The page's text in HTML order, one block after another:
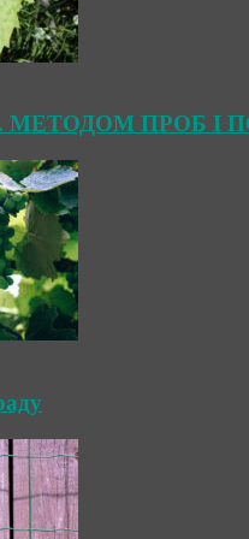
МЕТОДОМ ПРОБ І